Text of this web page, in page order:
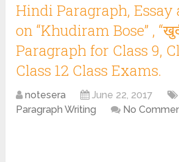
Hindi Paragraph, Essay
on “Khudiram Bose” ,
Paragraph for Class 9,
Class 12 Class Exams.
notesera June 22, 2017
Paragraph Writing
No